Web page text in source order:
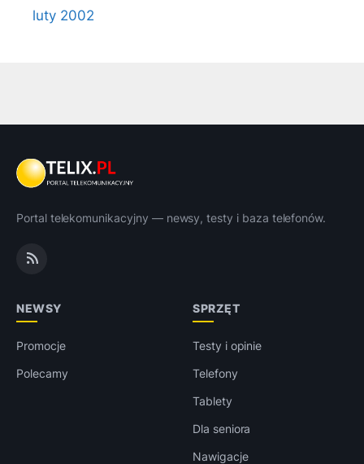
luty 2002
Portal telekomunikacyjny — newsy, testy i baza telefonów.
NEWSY
Promocje
Polecamy
SPRZĘT
Testy i opinie
Telefony
Tablety
Dla seniora
Nawigacje